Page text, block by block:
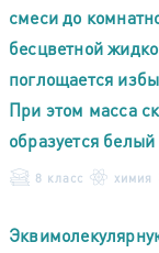
смеси до
бесцветной
поглощается
При этом масса
образуется
8 класс химия